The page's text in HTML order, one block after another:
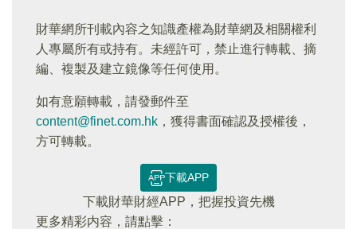
財華網所刊載內容之知識產權為財華網及相關權利
人專屬所有或持有。未經許可，禁止進行轉載、摘
編、複製及建立鏡像等任何使用。
如有意願轉載，請發郵件至
content@finet.com.hk ，獲得書面確認及授權後，
方可轉載。
下載APP
下載財華財經APP，把握投資先機
更多精彩内容，請點擊：